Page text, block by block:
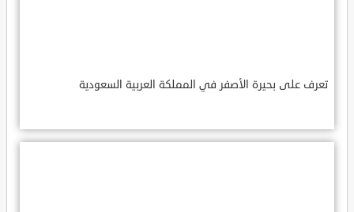
تعرف على بحيرة الأصفر في المملكة العربية السعودية